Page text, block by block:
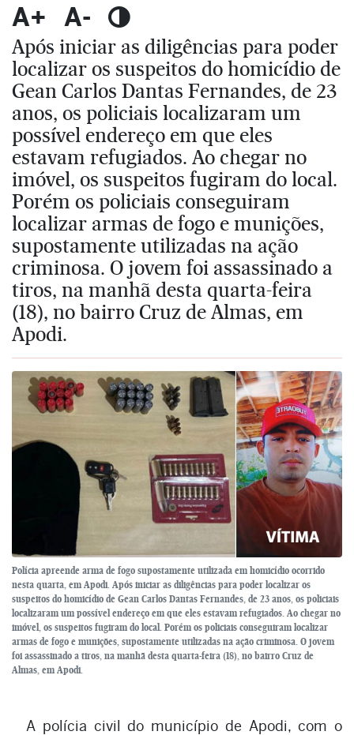
A+ A-
Após iniciar as diligências para poder
localizar os suspeitos do homicídio de
Gean Carlos Dantas Fernandes, de 23
anos, os policiais localizaram um
possível endereço em que eles
estavam refugiados. Ao chegar no
imóvel, os suspeitos fugiram do local.
Porém os policiais conseguiram
localizar armas de fogo e munições,
supostamente utilizadas na ação
criminosa. O jovem foi assassinado a
tiros, na manhã desta quarta-feira
(18), no bairro Cruz de Almas, em
Apodi.
Polícia apreende arma de fogo supostamente utilizada em homicídio ocorrido
nesta quarta, em Apodi. Após iniciar as diligências para poder localizar os
suspeitos do homicídio de Gean Carlos Dantas Fernandes, de 23 anos, os policiais
localizaram um possível endereço em que eles estavam refugiados. Ao chegar no
imóvel, os suspeitos fugiram do local. Porém os policiais conseguiram localizar
armas de fogo e munições, supostamente utilizadas na ação criminosa. O jovem
foi assassinado a tiros, na manhã desta quarta-feira (18), no bairro Cruz de
Almas, em Apodi.
A polícia civil do município de Apodi, com o